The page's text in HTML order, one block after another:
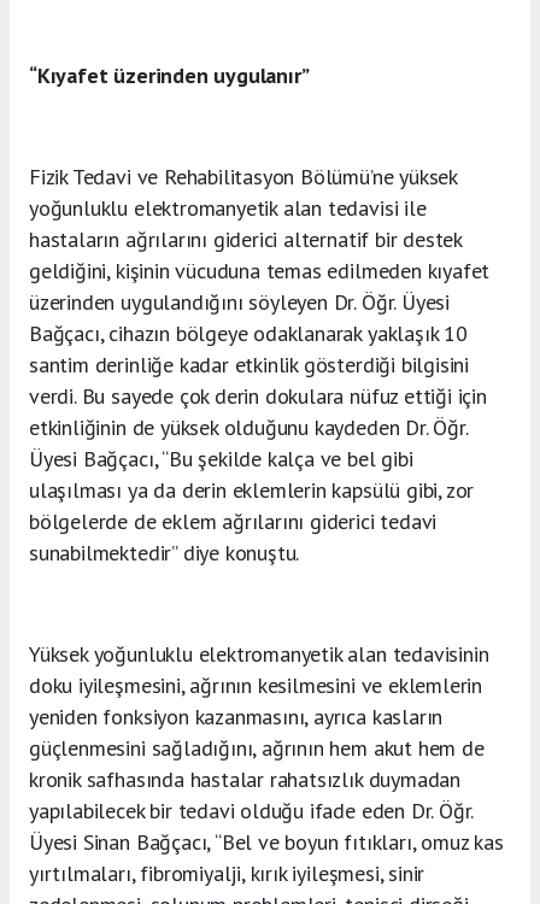
“Kıyafet üzerinden uygulanır”
Fizik Tedavi ve Rehabilitasyon Bölümü’ne yüksek
yoğunluklu elektromanyetik alan tedavisi ile
hastaların ağrılarını giderici alternatif bir destek
geldiğini, kişinin vücuduna temas edilmeden kıyafet
üzerinden uygulandığını söyleyen Dr. Öğr. Üyesi
Bağçacı, cihazın bölgeye odaklanarak yaklaşık 10
santim derinliğe kadar etkinlik gösterdiği bilgisini
verdi. Bu sayede çok derin dokulara nüfuz ettiği için
etkinliğinin de yüksek olduğunu kaydeden Dr. Öğr.
Üyesi Bağçacı, “Bu şekilde kalça ve bel gibi
ulaşılması ya da derin eklemlerin kapsülü gibi, zor
bölgelerde de eklem ağrılarını giderici tedavi
sunabilmektedir” diye konuştu.
Yüksek yoğunluklu elektromanyetik alan tedavisinin
doku iyileşmesini, ağrının kesilmesini ve eklemlerin
yeniden fonksiyon kazanmasını, ayrıca kasların
güçlenmesini sağladığını, ağrının hem akut hem de
kronik safhasında hastalar rahatsızlık duymadan
yapılabilecek bir tedavi olduğu ifade eden Dr. Öğr.
Üyesi Sinan Bağçacı, “Bel ve boyun fıtıkları, omuz kas
yırtılmaları, fibromiyalji, kırık iyileşmesi, sinir